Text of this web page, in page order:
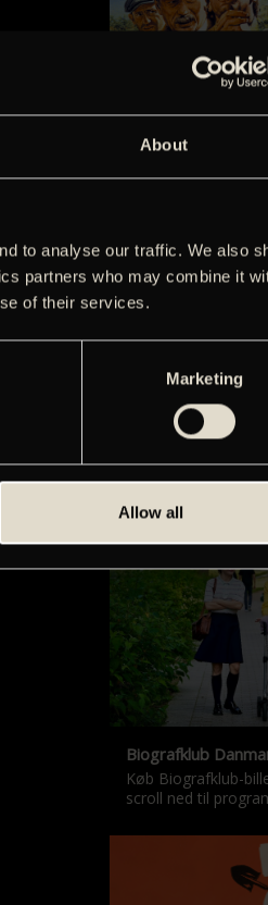
About
to analyse our traffic. We also
partners who may combine it
of their services.
Marketing
Allow all
‘Kilden i
De klassiske
er tilbage i
Films with English
Screenings with
our sister cinema,
Biografklub
Køb Biografklub-
scroll ned til